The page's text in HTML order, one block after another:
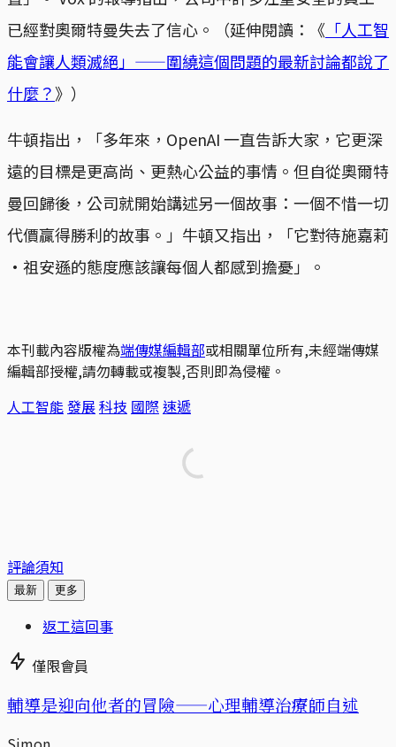
已經對奧爾特曼失去了信心。（延伸閱讀：《 「人工智
能會讓人類滅絕」——圍繞這個問題的最新討論都說了
什麼？》）
牛頓指出，「多年來，OpenAI 一直告訴大家，它更深
遠的目標是更高尚、更熱心公益的事情。但自從奧爾特
曼回歸後，公司就開始講述另一個故事：一個不惜一切
代價贏得勝利的故事。」牛頓又指出，「它對待施嘉莉
·祖安遜的態度應該讓每個人都感到擔憂」。
本刊載內容版權為端傳媒編輯部或相關單位所有,未經端傳媒
編輯部授權,請勿轉載或複製,否則即為侵權。
人工智能發展科技 國際 速遞
評論須知
最新 更多
返工這回事
僅限會員
輔導是迎向他者的冒險——心理輔導治療師自述